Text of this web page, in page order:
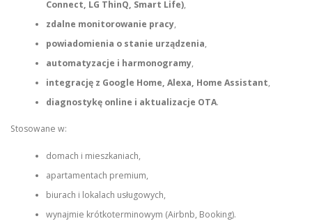
Connect, LG ThinQ, Smart Life),
zdalne monitorowanie pracy,
powiadomienia o stanie urządzenia,
automatyzacje i harmonogramy,
integrację z Google Home, Alexa, Home Assistant,
diagnostykę online i aktualizacje OTA.
Stosowane w:
domach i mieszkaniach,
apartamentach premium,
biurach i lokalach usługowych,
wynajmie krótkoterminowym (Airbnb, Booking).